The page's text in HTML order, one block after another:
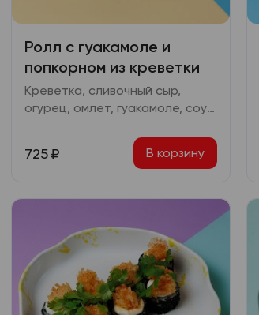
Ролл с гуакамоле и
попкорном из креветки
Креветка, сливочный сыр,
огурец, омлет, гуакамоле, соус
725₽ В корзину